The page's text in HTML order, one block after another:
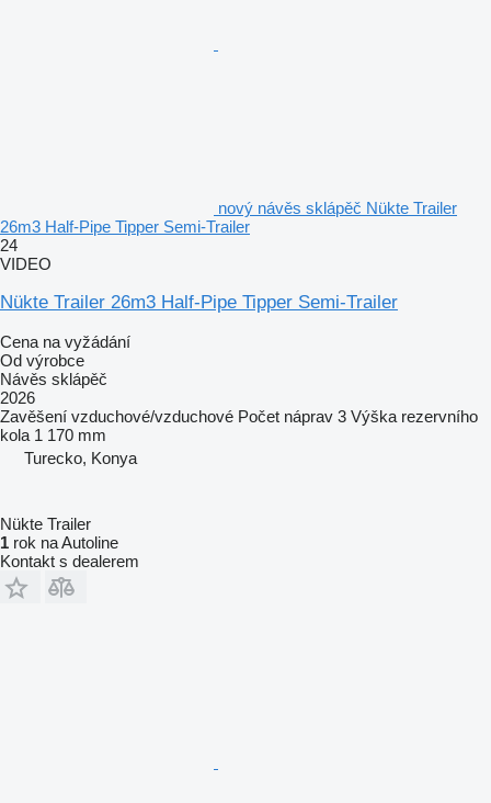
nový návěs sklápěč Nükte Trailer
26m3 Half-Pipe Tipper Semi-Trailer
24
VIDEO
Nükte Trailer 26m3 Half-Pipe Tipper Semi-Trailer
Cena na vyžádání
Od výrobce
Návěs sklápěč
2026
Zavěšení vzduchové/vzduchové Počet náprav 3 Výška rezervního
kola 1 170 mm
Turecko, Konya
Nükte Trailer
1 rok na Autoline
Kontakt s dealerem